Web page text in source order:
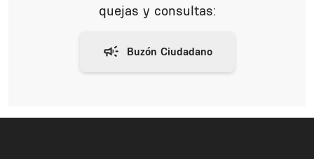
quejas y consultas: